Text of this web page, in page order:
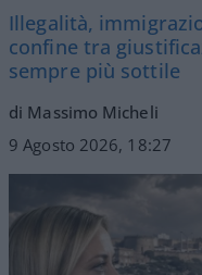
Illegalità,
confine tra
sempre più sottile
di Massimo Micheli
9 Agosto 2026, 18:27